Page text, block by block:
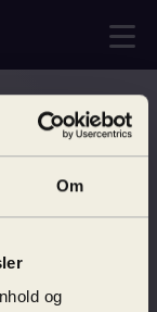
Om
og
ikke.
ikke finnes.